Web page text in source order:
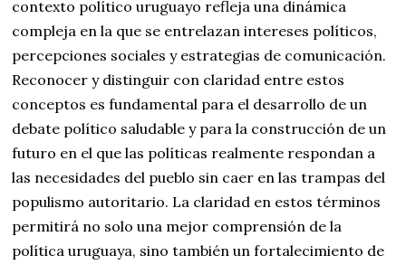
contexto político uruguayo refleja una dinámica
compleja en la que se entrelazan intereses políticos,
percepciones sociales y estrategias de comunicación.
Reconocer y distinguir con claridad entre estos
conceptos es fundamental para el desarrollo de un
debate político saludable y para la construcción de un
futuro en el que las políticas realmente respondan a
las necesidades del pueblo sin caer en las trampas del
populismo autoritario. La claridad en estos términos
permitirá no solo una mejor comprensión de la
política uruguaya, sino también un fortalecimiento de